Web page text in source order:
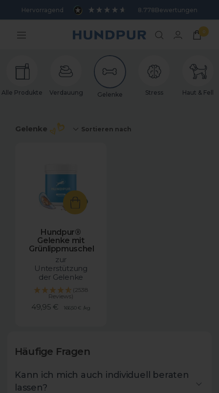
Hervorragend 8.778Bewertungen
Navigation Hundpur 0
Sortieren nach
Alle Produkte Verdauung Gelenke Stress Haut & Fell
Sortieren nach
Gelenke
Hundpur®
Gelenke mit
Grünlippmuschel
zur
Unterstützung
der Gelenke
(2538
Reviews)
Angebotspreis
49,95 € 166,50 € /kg
Häufige Fragen
Kann ich mich auch individuell beraten
lassen?